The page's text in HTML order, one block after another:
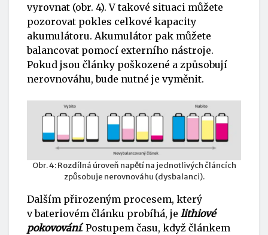
vyrovnat (obr. 4). V takové situaci můžete
pozorovat pokles celkové kapacity
akumulátoru. Akumulátor pak můžete
balancovat pomocí externího nástroje.
Pokud jsou články poškozené a způsobují
nerovnováhu, bude nutné je vyměnit.
Obr. 4: Rozdílná úroveň napětí na jednotlivých článcích
způsobuje nerovnováhu (dysbalanci).
Dalším přirozeným procesem, který
v bateriovém článku probíhá, je lithiové
pokovování. Postupem času, když článkem